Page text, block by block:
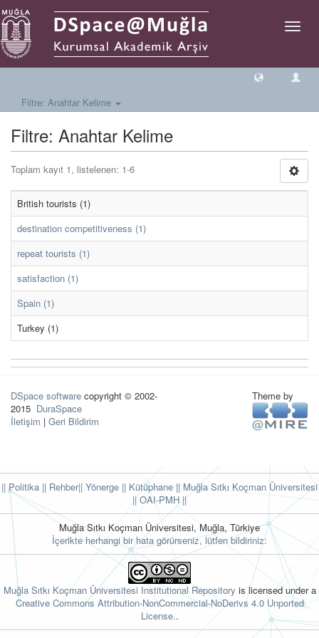
Geçiş
Filtre: Anahtar Kelime
Filtre: Anahtar Kelime
Toplam kayıt 1, listelenen: 1-6
British tourists (1)
destination competitiveness (1)
repeat tourists (1)
satisfaction (1)
Spain (1)
Turkey (1)
DSpace software copyright © 2002-
2015 DuraSpace
İletişim | Geri Bildirim
Theme by
|| Politika || Rehber|| Yönerge || Kütüphane || Muğla Sıtkı Koçman Üniversitesi
||OAI-PMH ||
Muğla Sıtkı Koçman Üniversitesi, Muğla, Türkiye
İçerikte herhangi bir hata görürseniz, lütfen bildiriniz:
Muğla Sıtkı Koçman Üniversitesi Institutional Repository is licensed under a
Creative Commons Attribution-NonCommercial-NoDerivs 4.0 Unported
License..